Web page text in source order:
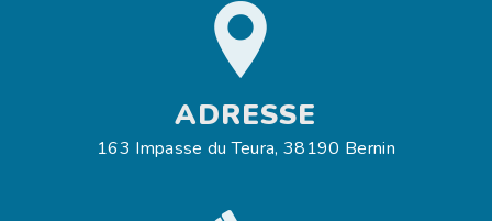
ADRESSE
163 Impasse du Teura, 38190 Bernin